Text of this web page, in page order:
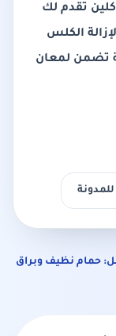
تقدم لك
الكلس
تضمن لمعان
حمام نظيف وبراق